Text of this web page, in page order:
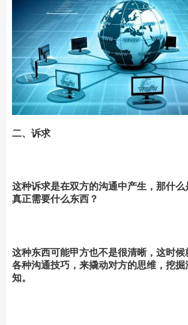
二、诉求
这种诉求是在双方的沟通中产生，那什么
真正需要什么东西？
这种东西可能甲方也不是很清晰，这时候
各种沟通技巧，来撬动对方的思维，挖掘
知。